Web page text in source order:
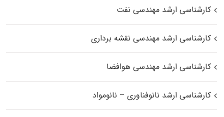
کارشناسی ارشد مهندسی نفت
کارشناسی ارشد مهندسی نقشه برداری
کارشناسی ارشد مهندسی هوافضا
کارشناسی ارشد نانوفناوری – نانومواد